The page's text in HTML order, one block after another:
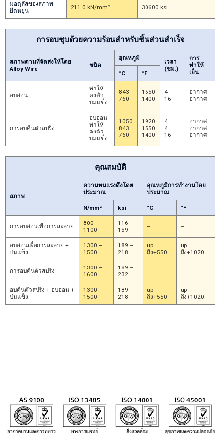
มอดุลัสของสภาพ
ยืดหยุ่น
211.0 kN/mm² 30600 ksi
การอบชุบด้วยความร้อนสำหรับชิ้นส่วนสำเร็จ
สภาพตามที่จัดส่งให้โดย
Alloy Wire
ชนิด
อุณหภูมิ
เวลา
(ชม.)
การ
ทำให้
เย็น
°C °F
อบอ่อน
ทำให้
คงตัว
บ่มแข็ง
843
760
1550
1400
4
16
อากาศ
อากาศ
การอบคืนตัวสปริง
อบอ่อน
ทำให้
คงตัว
บ่มแข็ง
1050
843
760
1920
1550
1400
4
4
16
อากาศ
อากาศ
อากาศ
คุณสมบัติ
สภาพ
ความทนแรงดึงโดย
ประมาณ
อุณหภูมิการทำงานโดย
ประมาณ
N/mm² ksi °C °F
การอบอ่อนเพื่อการละลาย
800 –
1100
116 –
159
– –
อบอ่อนเพื่อการละลาย +
บ่มแข็ง
1300 –
1500
189 –
218
up
ถึง+550
up
ถึง+1020
การอบคืนตัวสปริง
1300 –
1600
189 –
232
– –
อบคืนตัวสปริง + อบอ่อน +
บ่มแข็ง
1300 –
1500
189 –
218
up
ถึง+550
up
ถึง+1020